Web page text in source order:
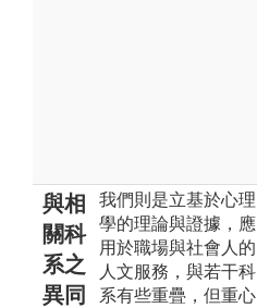
與相
關科
系之
異同
我們則是立基於心理
學的理論與證據，應
用於職場與社會人的
人文服務，與若干科
系有些重疊，但重心